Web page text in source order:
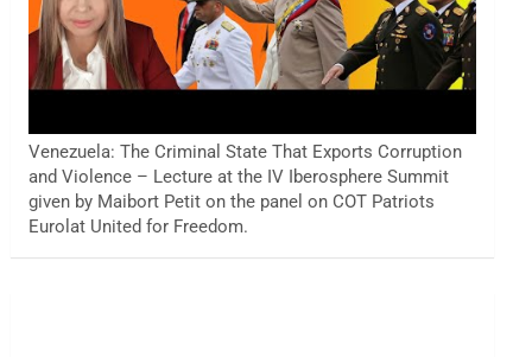
Venezuela: The Criminal State That Exports Corruption
and Violence – Lecture at the IV Iberosphere Summit
given by Maibort Petit on the panel on COT Patriots
Eurolat United for Freedom.